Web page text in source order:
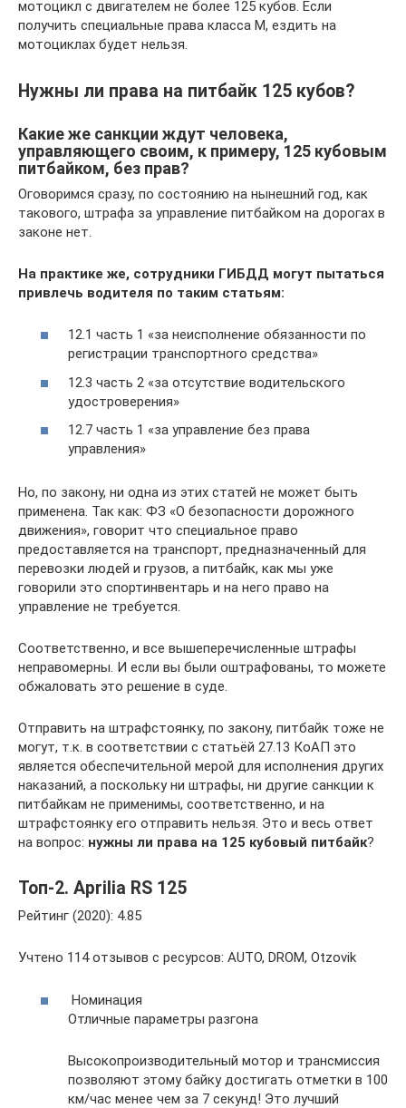
мотоцикл с двигателем не более 125 кубов. Если
получить специальные права класса M, ездить на
мотоциклах будет нельзя.
Нужны ли права на питбайк 125 кубов?
Какие же санкции ждут человека,
управляющего своим, к примеру, 125 кубовым
питбайком, без прав?
Оговоримся сразу, по состоянию на нынешний год, как
такового, штрафа за управление питбайком на дорогах в
законе нет.
На практике же, сотрудники ГИБДД могут пытаться
привлечь водителя по таким статьям:
12.1 часть 1 «за неисполнение обязанности по
регистрации транспортного средства»
12.3 часть 2 «за отсутствие водительского
удостроверения»
12.7 часть 1 «за управление без права
управления»
Но, по закону, ни одна из этих статей не может быть
применена. Так как: ФЗ «О безопасности дорожного
движения», говорит что специальное право
предоставляется на транспорт, предназначенный для
перевозки людей и грузов, а питбайк, как мы уже
говорили это спортинвентарь и на него право на
управление не требуется.
Соответственно, и все вышеперечисленные штрафы
неправомерны. И если вы были оштрафованы, то можете
обжаловать это решение в суде.
Отправить на штрафстоянку, по закону, питбайк тоже не
могут, т.к. в соответствии с статьёй 27.13 КоАП это
является обеспечительной мерой для исполнения других
наказаний, а поскольку ни штрафы, ни другие санкции к
питбайкам не применимы, соответственно, и на
штрафстоянку его отправить нельзя. Это и весь ответ
на вопрос: нужны ли права на 125 кубовый питбайк?
Топ-2. Aprilia RS 125
Рейтинг (2020): 4.85
Учтено 114 отзывов с ресурсов: AUTO, DROM, Otzovik
Номинация
Отличные параметры разгона
Высокопроизводительный мотор и трансмиссия
позволяют этому байку достигать отметки в 100
км/час менее чем за 7 секунд! Это лучший